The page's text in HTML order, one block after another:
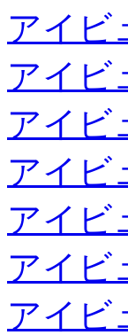
アイビ
アイビ
アイビ
アイビ
アイビ
アイビ
アイビ